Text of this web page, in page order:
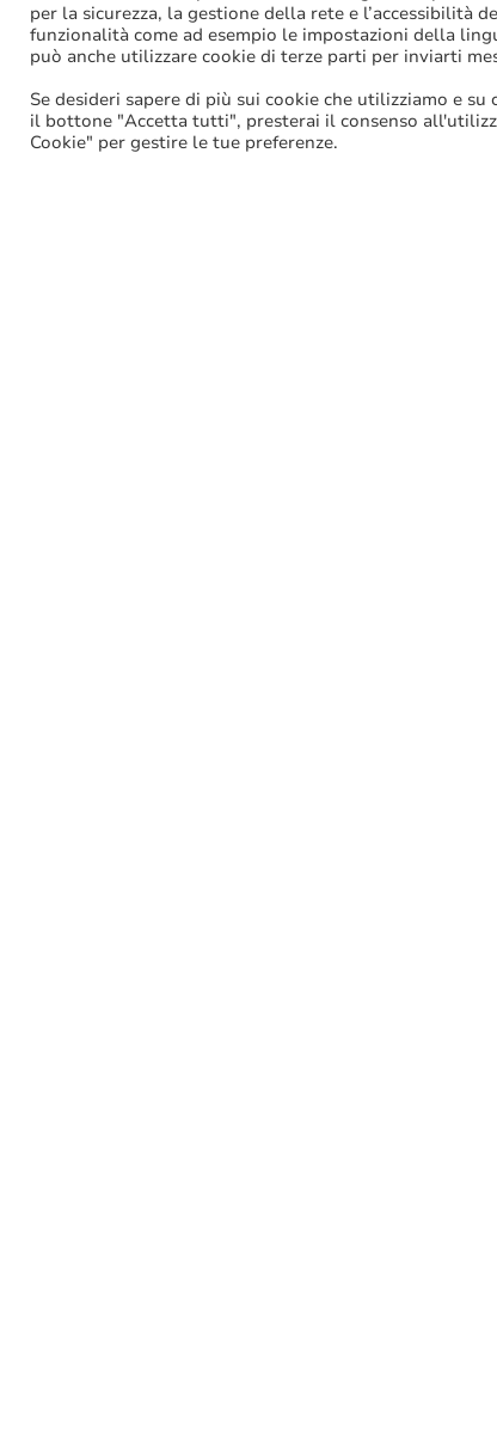
Tags: Abitazione
per la sicurezza, la gestione della rete e l’accessibilità
funzionalità come ad esempio le impostazioni della
può anche utilizzare cookie di terze parti per inviarti
Se desideri sapere di più sui cookie che utilizziamo e
il bottone "Accetta tutti", presterai il consenso
Cookie" per gestire le tue preferenze.